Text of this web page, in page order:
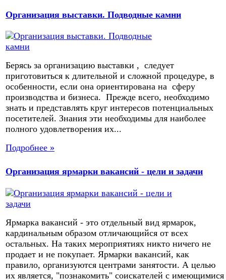
Организация выставки. Подводные камни
Берясь за организацию выставки , следует
приготовиться к длительной и сложной процедуре, в
особенности, если она ориентирована на сферу
производства и бизнеса. Прежде всего, необходимо
знать и представлять круг интересов потенциальных
посетителей. Знания эти необходимы для наиболее
полного удовлетворения их...
Подробнее »
Организация ярмарки вакансий - цели и задачи
Ярмарка вакансий - это отдельный вид ярмарок,
кардинальным образом отличающийся от всех
остальных. На таких мероприятиях никто ничего не
продает и не покупает. Ярмарки вакансий, как
правило, организуются центрами занятости. А целью
их является, "познакомить" соискателей с имеющимися